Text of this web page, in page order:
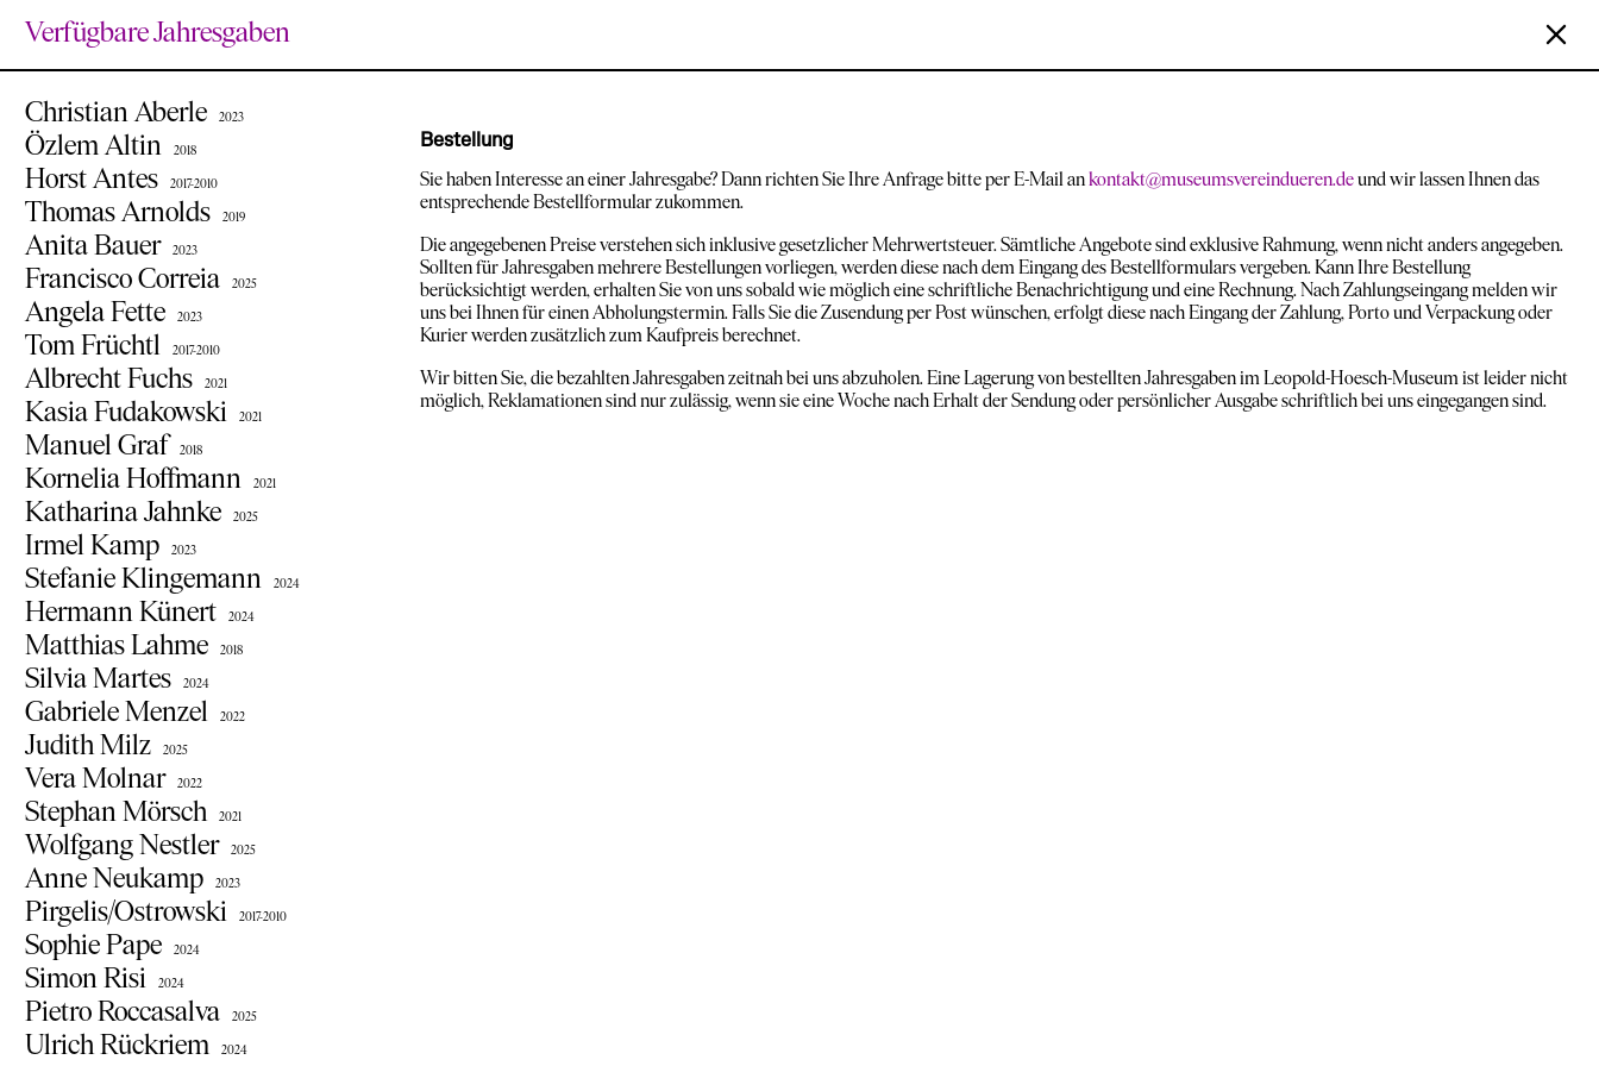
Verfügbare Jahresgaben
Christian Aberle 2023
Özlem Altin 2018
Horst Antes 2017-2010
Thomas Arnolds 2019
Anita Bauer 2023
Francisco Correia 2025
Angela Fette 2023
Tom Früchtl 2017-2010
Albrecht Fuchs 2021
Kasia Fudakowski 2021
Manuel Graf 2018
Kornelia Hoffmann 2021
Katharina Jahnke 2025
Irmel Kamp 2023
Stefanie Klingemann 2024
Hermann Künert 2024
Matthias Lahme 2018
Silvia Martes 2024
Gabriele Menzel 2022
Judith Milz 2025
Vera Molnar 2022
Stephan Mörsch 2021
Wolfgang Nestler 2025
Anne Neukamp 2023
Pirgelis/Ostrowski 2017-2010
Sophie Pape 2024
Simon Risi 2024
Pietro Roccasalva 2025
Ulrich Rückriem 2024
Bestellung
Sie haben Interesse an einer Jahresgabe? Dann richten Sie Ihre Anfrage bitte per E-Mail ankontakt@museumsvereindueren.deund wir lassen Ihnen das
entsprechende Bestellformular zukommen.
Die angegebenen Preise verstehen sich inklusive gesetzlicher Mehrwertsteuer. Sämtliche Angebote sind exklusive Rahmung, wenn nicht anders angegeben.
Sollten für Jahresgaben mehrere Bestellungen vorliegen, werden diese nach dem Eingang des Bestellformulars vergeben. Kann Ihre Bestellung
berücksichtigt werden, erhalten Sie von uns sobald wie möglich eine schriftliche Benachrichtigung und eine Rechnung. Nach Zahlungseingang melden wir
uns bei Ihnen für einen Abholungstermin. Falls Sie die Zusendung per Post wünschen, erfolgt diese nach Eingang der Zahlung, Porto und Verpackung oder
Kurier werden zusätzlich zum Kaufpreis berechnet.
Wir bitten Sie, die bezahlten Jahresgaben zeitnah bei uns abzuholen. Eine Lagerung von bestellten Jahresgaben im Leopold-Hoesch-Museum ist leider nicht
möglich, Reklamationen sind nur zulässig, wenn sie eine Woche nach Erhalt der Sendung oder persönlicher Ausgabe schriftlich bei uns eingegangen sind.